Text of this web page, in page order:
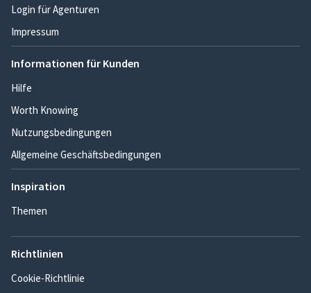
Login für Agenturen
Impressum
Informationen für Kunden
Hilfe
Worth Knowing
Nutzungsbedingungen
Allgemeine Geschäftsbedingungen
Inspiration
Themen
Richtlinien
Cookie-Richtlinie